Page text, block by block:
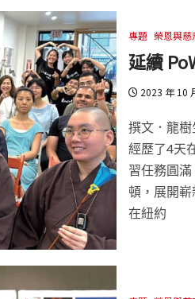
專題 榮恩與慈
延續
2023 年 10
撰文．龍
經歷了4天
習任務圓
頓，展開嶄
在紐約